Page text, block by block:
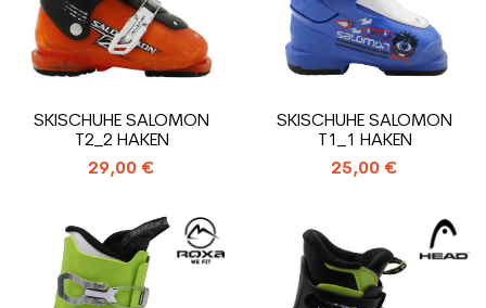
SKISCHUHE SALOMON
T2_2 HAKEN
29,00 €
SKISCHUHE SALOMON
T1_1 HAKEN
25,00 €